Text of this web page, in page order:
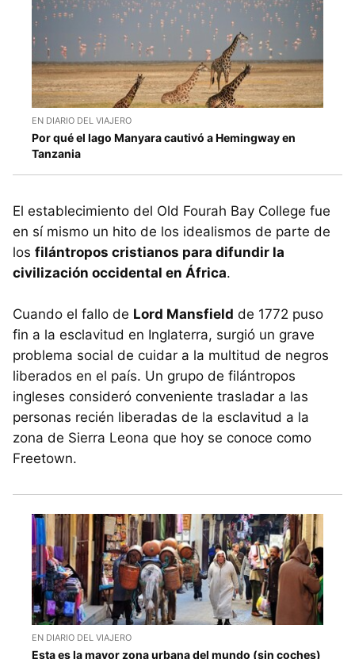
EN DIARIO DEL VIAJERO
Por qué el lago Manyara cautivó a Hemingway en
Tanzania
El establecimiento del Old Fourah Bay College fue
en sí mismo un hito de los idealismos de parte de
los filántropos cristianos para difundir la
civilización occidental en África.
Cuando el fallo de Lord Mansfield de 1772 puso
fin a la esclavitud en Inglaterra, surgió un grave
problema social de cuidar a la multitud de negros
liberados en el país. Un grupo de filántropos
ingleses consideró conveniente trasladar a las
personas recién liberadas de la esclavitud a la
zona de Sierra Leona que hoy se conoce como
Freetown.
EN DIARIO DEL VIAJERO
Esta es la mayor zona urbana del mundo (sin coches)